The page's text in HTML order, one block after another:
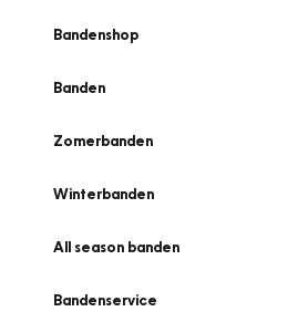
Bandenshop
Banden
Zomerbanden
Winterbanden
All season banden
Bandenservice